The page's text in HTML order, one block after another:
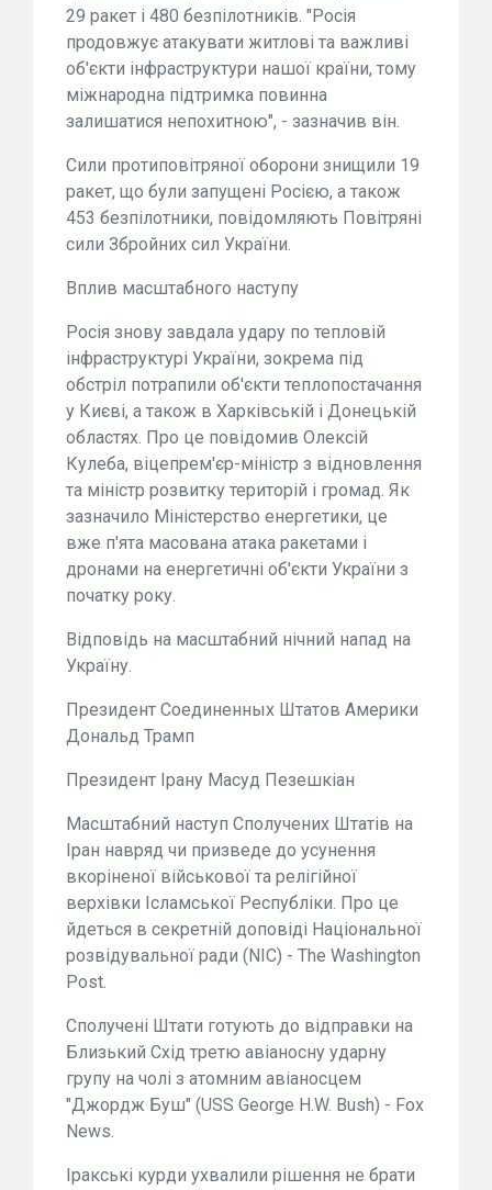
29 ракет і 480 безпілотників. "Росія
продовжує атакувати житлові та важливі
об'єкти інфраструктури нашої країни, тому
міжнародна підтримка повинна
залишатися непохитною", - зазначив він.
Сили протиповітряної оборони знищили 19
ракет, що були запущені Росією, а також
453 безпілотники, повідомляють Повітряні
сили Збройних сил України.
Вплив масштабного наступу
Росія знову завдала удару по тепловій
інфраструктурі України, зокрема під
обстріл потрапили об'єкти теплопостачання
у Києві, а також в Харківській і Донецькій
областях. Про це повідомив Олексій
Кулеба, віцепрем'єр-міністр з відновлення
та міністр розвитку територій і громад. Як
зазначило Міністерство енергетики, це
вже п'ята масована атака ракетами і
дронами на енергетичні об'єкти України з
початку року.
Відповідь на масштабний нічний напад на
Україну.
Президент Соединенных Штатов Америки
Дональд Трамп
Президент Ірану Масуд Пезешкіан
Масштабний наступ Сполучених Штатів на
Іран навряд чи призведе до усунення
вкоріненої військової та релігійної
верхівки Ісламської Республіки. Про це
йдеться в секретній доповіді Національної
розвідувальної ради (NIC) - The Washington
Post.
Сполучені Штати готують до відправки на
Близький Схід третю авіаносну ударну
групу на чолі з атомним авіаносцем
"Джордж Буш" (USS George H.W. Bush) - Fox
News.
Іракські курди ухвалили рішення не брати